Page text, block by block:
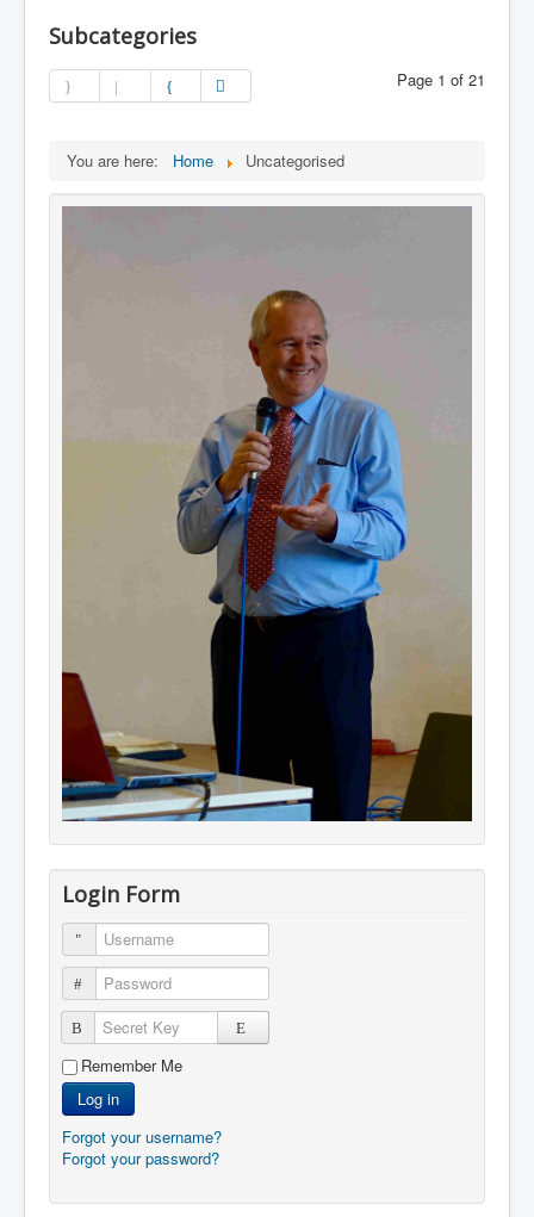
Subcategories
Page 1 of 21
You are here: Home Uncategorised
Login Form
Username
Password
Secret Key
Remember Me
Log in
Forgot your username?
Forgot your password?